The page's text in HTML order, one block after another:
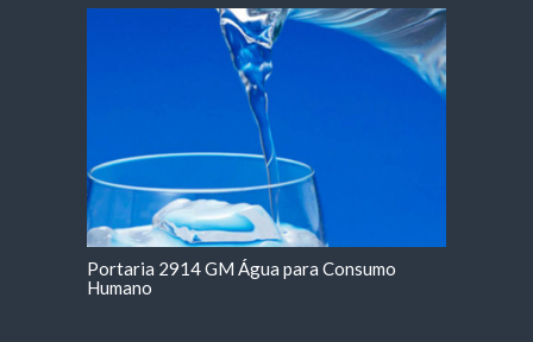
Portaria 2914 GM Água para Consumo
Humano